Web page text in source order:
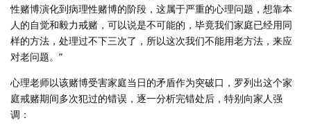
性赌博演化到病理性赌博的阶段，这属于严重的心理问题，想靠本
人的自觉和毅力戒赌，可以说是不可能的，毕竟我们家庭已经用同
样的方法，处理过不下三次了，所以这次我们不能用老方法，来应
对老问题。”
心理老师以该赌博受害家庭当日的矛盾作为突破口，罗列出这个家
庭戒赌期间多次犯过的错误，逐一分析完错处后，特别向家人强
调：